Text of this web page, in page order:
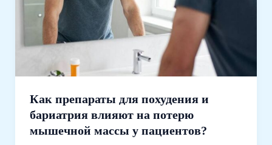
Как препараты для похудения и
бариатрия влияют на потерю
мышечной массы у пациентов?